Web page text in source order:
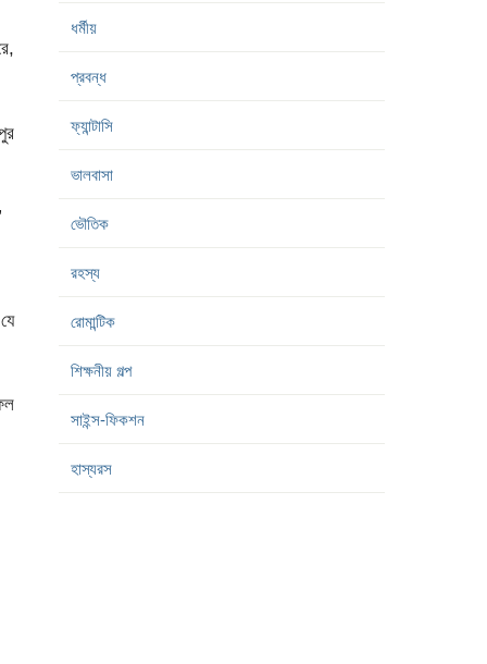
ধর্মীয়
প্রবন্ধ
ফ্যান্টাসি
ভালবাসা
ভৌতিক
রহস্য
রোমান্টিক
শিক্ষনীয় গল্প
সাইন্স-ফিকশন
হাস্যরস